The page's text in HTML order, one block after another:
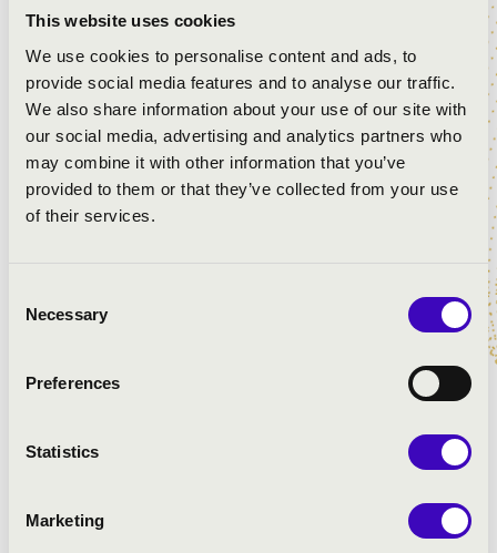
This website uses cookies
We use cookies to personalise content and ads, to
provide social media features and to analyse our traffic.
We also share information about your use of our site with
our social media, advertising and analytics partners who
may combine it with other information that you’ve
provided to them or that they’ve collected from your use
of their services.
Selection
Necessary
Preferences
Statistics
Marketing
jegyében. Mali Katalin orgonaművész pedig maga is
népzenél, a népdaléneklés szerves része életének. A
“Mennyek királynéja” összeállítás e két stílus
különleges ötvözete.
Navratil Andrea
Nagypataki Kyrie csángó-magyar gregorián ének
Girolamo Frescobaldi: Messa della Madonna -